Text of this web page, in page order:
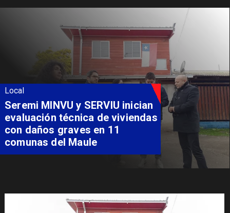
Local
Fondo Orasmi entrega apoyo a
familia de Romeral para
costear alimentación
especializada de niño con
Síndrome de Intestino Corto